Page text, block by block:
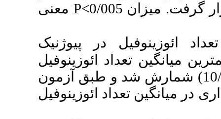
Pمعنی
در پیوژنیک
تعداد ائوزینوفیل
شد و طبق آزمون
ائوزینوفیل